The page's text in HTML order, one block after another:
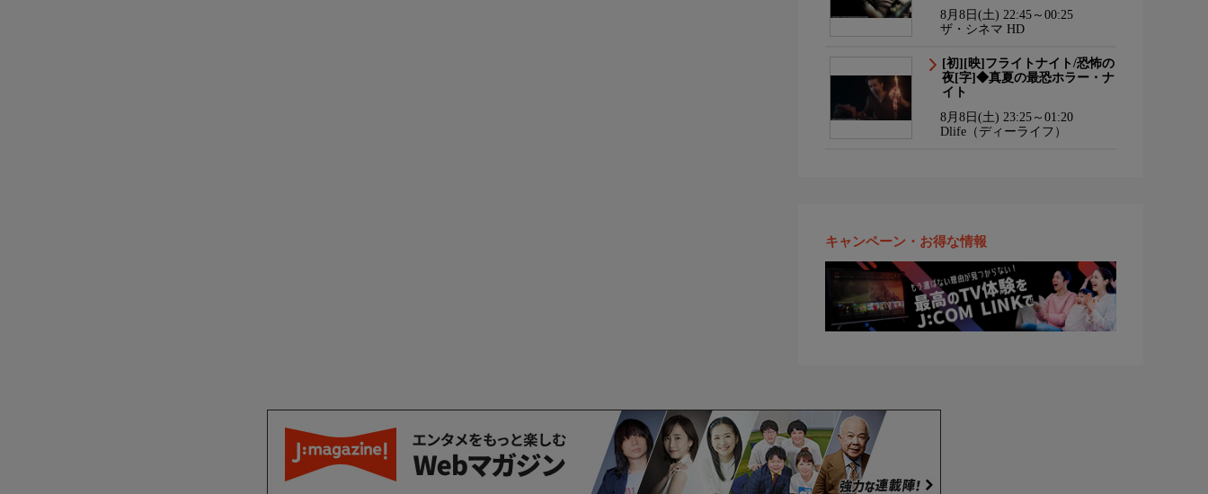
8月8日(土) 22:45～00:25
ザ・シネマ HD
[初][映]フライトナイト/恐怖の
夜[字]◆真夏の最恐ホラー・ナ
イト
8月8日(土) 23:25～01:20
Dlife（ディーライフ）
キャンペーン・お得な情報